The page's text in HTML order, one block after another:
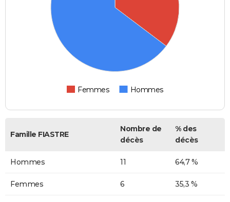
Femmes Hommes
Famille FIASTRE
Nombre de
décès
% des
décès
Hommes 11 64,7 %
Femmes 6 35,3 %